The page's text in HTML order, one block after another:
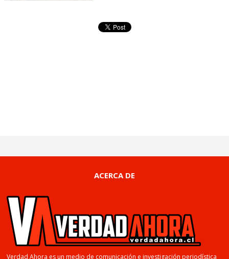
ACERCA DE
Verdad Ahora es un medio de comunicación e investigación periodística